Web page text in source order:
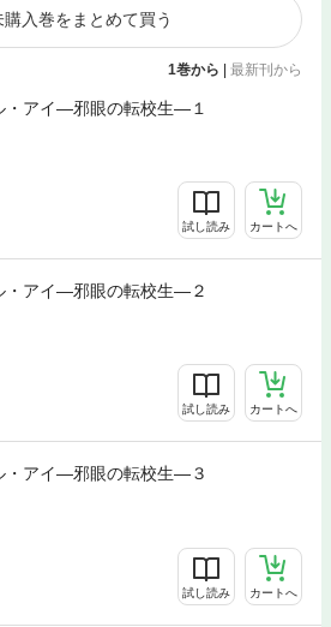
購入巻をまとめて買う
1巻から | 最新刊から
・アイ―邪眼の転校生―１
試し読み カートへ
・アイ―邪眼の転校生―２
試し読み カートへ
・アイ―邪眼の転校生―３
試し読み カートへ